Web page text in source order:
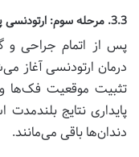
3.3. مرحله سوم: ارتودنسی پس از جراحی (تنظیم نهایی و تثبیت)
پس از اتمام جراحی و
درمان ارتودنسی آغاز
تثبیت موقعیت فک‌ها و
پایداری نتایج
دندان‌ها باقی می‌مانند.